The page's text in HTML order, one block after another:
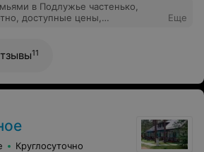
в Подлужье частенько,
доступные цены,
шума. Все удобства
даже уезжать каждый раз не
Еще
11
Круглосуточно